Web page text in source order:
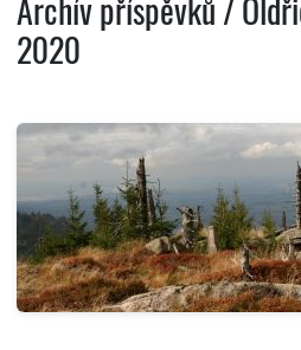
Archív příspěvků /
2020